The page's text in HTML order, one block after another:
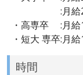
:月給
・高専卒 :月給
・短大 専卒:月
時間